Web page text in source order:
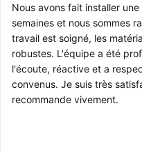
Nous avons fait installer
semaines et nous sommes
travail est soigné, les
robustes. L'équipe a été
l'écoute, réactive et a
convenus. Je suis très
recommande vivement.